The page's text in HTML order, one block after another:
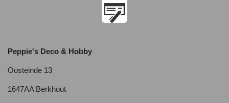
Peppie's Deco & Hobby
Oosteinde 13
1647AA Berkhout